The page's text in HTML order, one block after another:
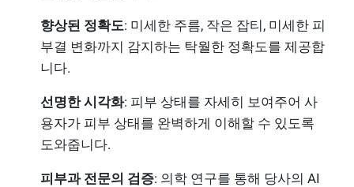
향상된 정확도: 미세한 주름, 작은 잡티, 미세한 피
부결 변화까지 감지하는 탁월한 정확도를 제공합
니다.
선명한 시각화: 피부 상태를 자세히 보여주어 사
용자가 피부 상태를 완벽하게 이해할 수 있도록
도와줍니다.
피부과 전문의 검증: 의학 연구를 통해 당사의 AI